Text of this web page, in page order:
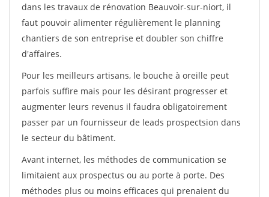
dans les travaux de rénovation Beauvoir-sur-niort, il
faut pouvoir alimenter régulièrement le planning
chantiers de son entreprise et doubler son chiffre
d'affaires.
Pour les meilleurs artisans, le bouche à oreille peut
parfois suffire mais pour les désirant progresser et
augmenter leurs revenus il faudra obligatoirement
passer par un fournisseur de leads prospectsion dans
le secteur du bâtiment.
Avant internet, les méthodes de communication se
limitaient aux prospectus ou au porte à porte. Des
méthodes plus ou moins efficaces qui prenaient du